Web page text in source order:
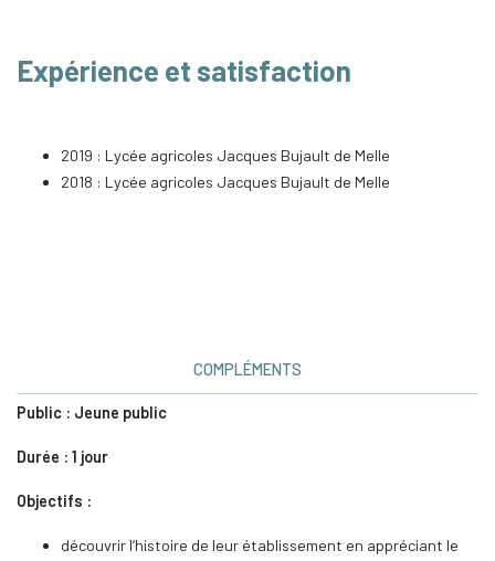
Expérience et satisfaction
2019 : Lycée agricoles Jacques Bujault de Melle
2018 : Lycée agricoles Jacques Bujault de Melle
COMPLÉMENTS
Public : Jeune public
Durée : 1 jour
Objectifs :
découvrir l’histoire de leur établissement en appréciant le